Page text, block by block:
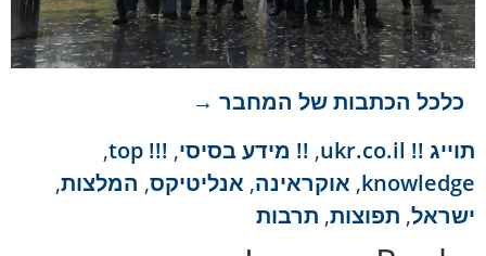
כלכל הכתבות של המחבר →
תוייג !! ukr.co.il
, !! מידע בסיסי,
!!! top
,
knowledge
, אוקראינה, אנליטיקס, המלצות,
ישראל, תפוצות, תרבות